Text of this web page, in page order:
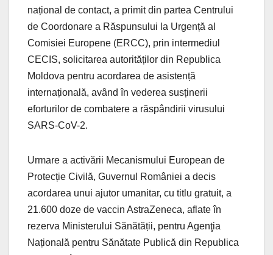
național de contact, a primit din partea Centrului
de Coordonare a Răspunsului la Urgență al
Comisiei Europene (ERCC), prin intermediul
CECIS, solicitarea autorităților din Republica
Moldova pentru acordarea de asistență
internațională, având în vederea susținerii
eforturilor de combatere a răspândirii virusului
SARS-CoV-2.
Urmare a activării Mecanismului European de
Protecție Civilă, Guvernul României a decis
acordarea unui ajutor umanitar, cu titlu gratuit, a
21.600 doze de vaccin AstraZeneca, aflate în
rezerva Ministerului Sănătății, pentru Agenţia
Națională pentru Sănătate Publică din Republica